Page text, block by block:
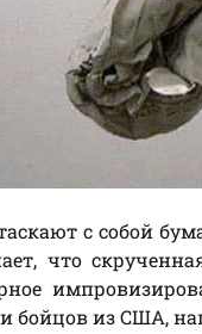
с собой
что
бойцов из США,